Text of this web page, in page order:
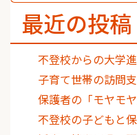
最近の投稿
不登校からの大学
子育て世帯の訪問
保護者の「モヤモ
不登校の子どもと